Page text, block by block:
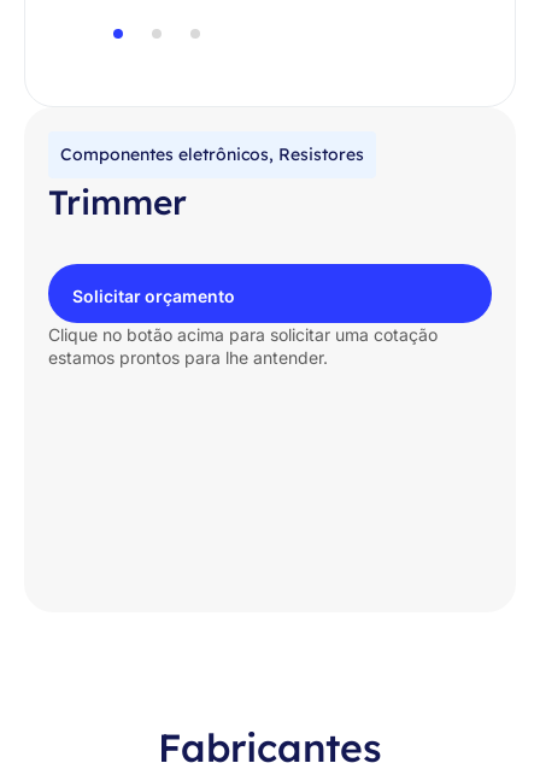
Componentes eletrônicos, Resistores
Trimmer
Solicitar orçamento
Clique no botão acima para solicitar uma cotação
estamos prontos para lhe antender.
Fabricantes